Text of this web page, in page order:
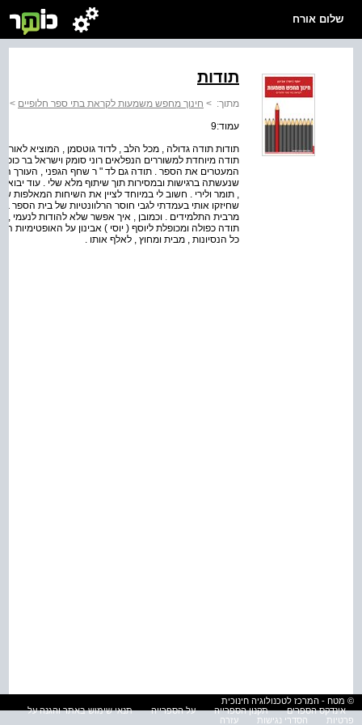
שלום אורח
תודות
מתוך: > חינוך מחפש משמעות לקראת בתי ספר חלופיים >
עמוד:9
תודות תודה גדולה , מכל הלב , לדוד גוטסמן , המוציא לאור ,
תודה מיוחדת למשוררים הנפלאים רוני סומק וישראל בר
המעטרים את הספר . תודה גם לד " ר שחף הגפני , העורך
שנעשתה ברגישות ובמסירות תוך שיתוף מלא שלי . עוד יבואו על
, תומר ולירי . חשוב לי במיוחד לציין את השיחות
שחיזקו אותי בעמדתי לגבי חוסר הרלוונטיות של בית הספר
מרבית התלמידים . וכמובן , איך אפשר שלא להודות לנעמי ,
תודה כפולה ומכופלת ליוסף ( יוסי ) אבינון על האופטימיות
כל הנסיונות , מבית ומחוץ , לאלף אותו .
© מטח - המרכז לטכנולוגיה חינוכית
אינדקס הספרים
תקנון הספרייה על הספרייה
תנאי שימוש באתר והגנה על
פרטיות
הסדרי נגישות עזרה